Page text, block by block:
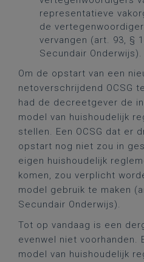
representatieve
de
vervangen (art. 93, §
Secundair Onderwijs).
Om de opstart van een
netoverschrijdend OCSG
had de decreetgever de
model van huishoudelijk
stellen. Een OCSG dat er
opstart nog niet zou in
eigen huishoudelijk
komen, zou verplicht
model gebruik te maken
Secundair Onderwijs).
Tot op vandaag is een
evenwel niet voorhanden.
model van huishoudelijk